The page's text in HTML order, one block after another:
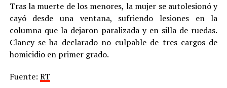
Tras la muerte de los menores, la mujer se autolesionó y
cayó desde una ventana, sufriendo lesiones en la
columna que la dejaron paralizada y en silla de ruedas.
Clancy se ha declarado no culpable de tres cargos de
homicidio en primer grado.
Fuente: RT